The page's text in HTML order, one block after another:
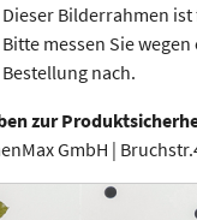
Dieser Bilderrahmen
Bitte messen Sie
Bestellung nach.
zur
GmbH |